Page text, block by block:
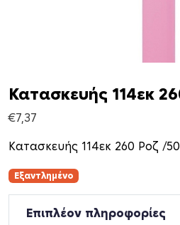
Κατασκευής 114εκ
€7,37
Κατασκευής 114εκ 260 Ροζ /
Εξαντλημένο
Επιπλέον πληροφορίες